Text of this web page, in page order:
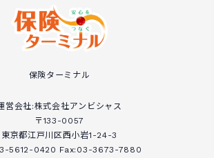
保険ターミナル
営会社:株式会社アンビシャス
〒133-0057
東京都江戸川区西小岩1-24-3
5612-0420 Fax:03-3673-7880